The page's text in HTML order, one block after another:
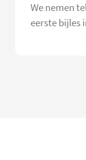
We nemen
eerste bijles